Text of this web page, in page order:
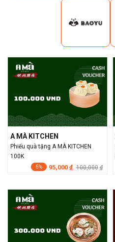
A MÀ KITCHEN
Phiếu quà tặng A MÀ KITCHEN
100K
5% 95,000 đ 100,000 đ